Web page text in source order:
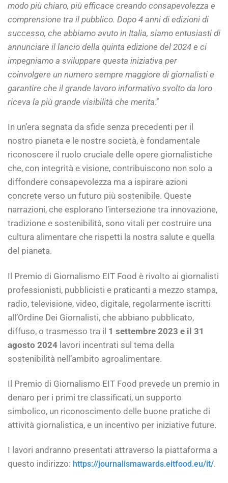
modo più chiaro, più efficace creando consapevolezza e
comprensione tra il pubblico. Dopo 4 anni di edizioni di
successo, che abbiamo avuto in Italia, siamo entusiasti di
annunciare il lancio della quinta edizione del 2024 e ci
impegniamo a sviluppare questa iniziativa per
coinvolgere un numero sempre maggiore di giornalisti e
garantire che il grande lavoro informativo svolto da loro
riceva la più grande visibilità che merita.’’
In un’era segnata da sfide senza precedenti per il
nostro pianeta e le nostre società, è fondamentale
riconoscere il ruolo cruciale delle opere giornalistiche
che, con integrità e visione, contribuiscono non solo a
diffondere consapevolezza ma a ispirare azioni
concrete verso un futuro più sostenibile. Queste
narrazioni, che esplorano l’intersezione tra innovazione,
tradizione e sostenibilità, sono vitali per costruire una
cultura alimentare che rispetti la nostra salute e quella
del pianeta.
Il Premio di Giornalismo EIT Food è rivolto ai giornalisti
professionisti, pubblicisti e praticanti a mezzo stampa,
radio, televisione, video, digitale, regolarmente iscritti
all’Ordine Dei Giornalisti, che abbiano pubblicato,
diffuso, o trasmesso tra il 1 settembre 2023 e il 31
agosto 2024 lavori incentrati sul tema della
sostenibilità nell’ambito agroalimentare.
Il Premio di Giornalismo EIT Food prevede un premio in
denaro per i primi tre classificati, un supporto
simbolico, un riconoscimento delle buone pratiche di
attività giornalistica, e un incentivo per iniziative future.
I lavori andranno presentati attraverso la piattaforma a
questo indirizzo: https://journalismawards.eitfood.eu/it/.